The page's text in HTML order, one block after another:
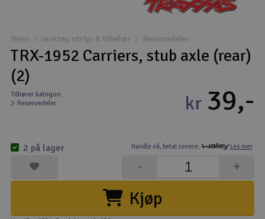
Droner
Fly
Helikopter
Kamerautstyr
Modellbygging, LEGO & byggesett
Hjem Verktøy, utstyr & tilbehør Reservedeler
TRX-1952 Carriers, stub axle (rear)
(2)
Tilhører kategori
Reservedeler
Handle nå, betal senere. Les mer
kr 39,-
Kjøp
+
-
2 på lager